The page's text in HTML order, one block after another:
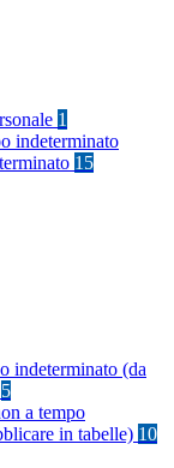
1
indeterminato
15
indeterminato (da
5
a tempo
in tabelle) 10